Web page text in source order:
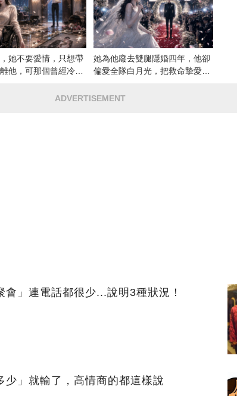
她不要愛情，只想帶
他，可那個曾經冷漠
她為他廢去雙腿隱婚四年，他卻
偏愛全隊白月光，把救命摯愛當
ADVERTISEMENT
」連電話都很少...說明3種狀況！
少」就輸了，高情商的都這樣說